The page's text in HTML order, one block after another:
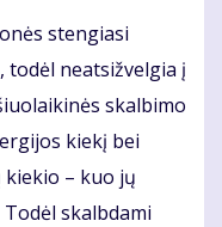
stengiasi
neatsižvelgia į
skalbimo
kiekį bei
– kuo jų
skalbdami